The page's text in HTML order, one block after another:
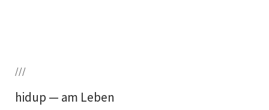
///
hidup — am Leben